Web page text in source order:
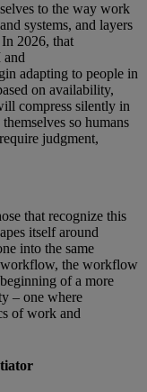
to the way work
systems, and layers
2026, that
and
adapting to people in
on availability,
compress silently in
so humans
judgment,
that recognize this
itself around
into the same
workflow, the workflow
of a more
– one where
of work and